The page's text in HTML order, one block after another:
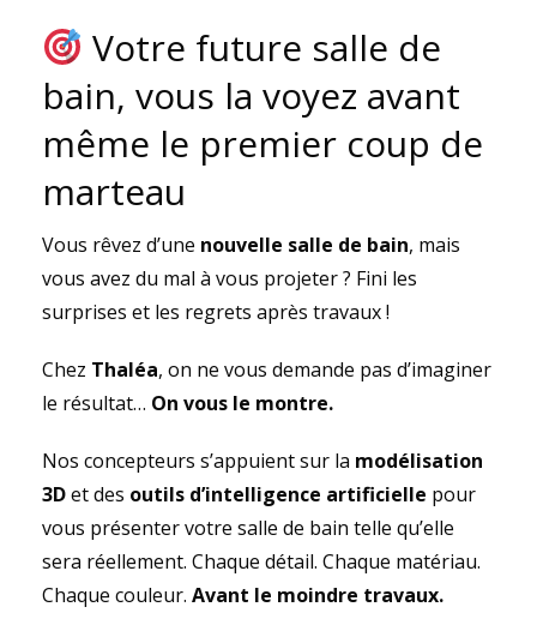
Votre future salle de
bain, vous la voyez avant
même le premier coup de
marteau
Vous rêvez d’une nouvelle salle de bain, mais
vous avez du mal à vous projeter ? Fini les
surprises et les regrets après travaux !
Chez Thaléa, on ne vous demande pas d’imaginer
le résultat… On vous le montre.
Nos concepteurs s’appuient sur la modélisation
3Det des outils d’intelligence artificielle pour
vous présenter votre salle de bain telle qu’elle
sera réellement. Chaque détail. Chaque matériau.
Chaque couleur. Avant le moindre travaux.